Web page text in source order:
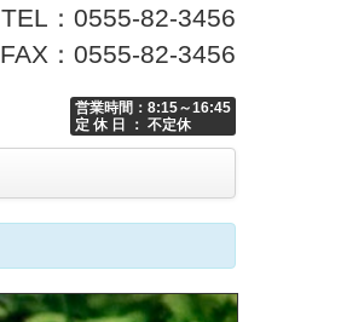
TEL：0555-82-3456
FAX：0555-82-3456
営業時間：8:15～16:45
定 休 日 ： 不定休